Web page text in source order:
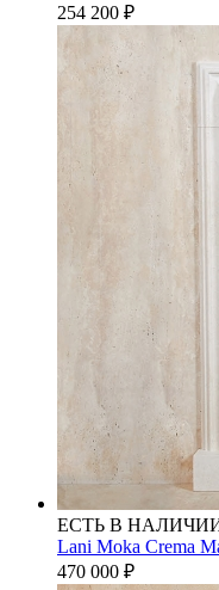
254 200 ₽
ЕСТЬ В
Lani Moka Crema
470 000 ₽